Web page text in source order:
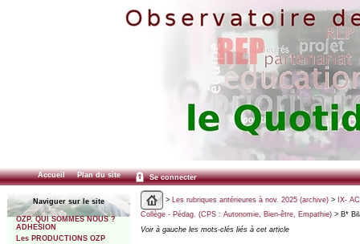
Accueil Plan du site Se connecter
Naviguer sur le site
OZP. QUI SOMMES NOUS ?
ADHESION
Les PRODUCTIONS OZP
> Les rubriques antérieures à nov. 2025 (archive)> IX-
Collège - Pédag. (CPS : Autonomie, Bien-être, Empathie)> B*
Voir à gauche les mots-clés liés à cet article